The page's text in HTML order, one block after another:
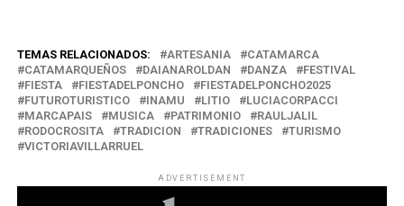
TEMAS RELACIONADOS: ARTESANIA
CATAMARCA
CATAMARQUEÑOS
DAIANAROLDAN DANZA
FESTIVAL
FIESTA
FIESTADELPONCHO
FIESTADELPONCHO2025
FUTUROTURISTICO
INAMU LITIO
LUCIACORPACCI
MARCAPAIS
MUSICA PATRIMONIO
RAULJALIL
RODOCROSITA
TRADICION TRADICIONES
TURISMO
VICTORIAVILLARRUEL
ADVERTISEMENT